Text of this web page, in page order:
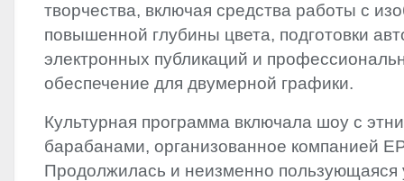
творчества, включая средства работы с
повышенной глубины цвета, подготовки
электронных публикаций и
обеспечение для двумерной графики.
Культурная программа включала шоу с
барабанами, организованное компанией
Продолжилась и неизменно пользующаяся